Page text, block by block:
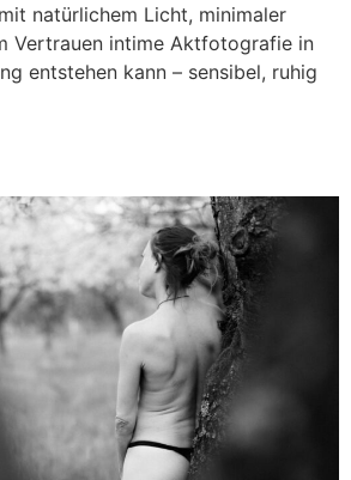
natürlichem Licht, minimaler
Vertrauen intime Aktfotografie in
entstehen kann – sensibel, ruhig